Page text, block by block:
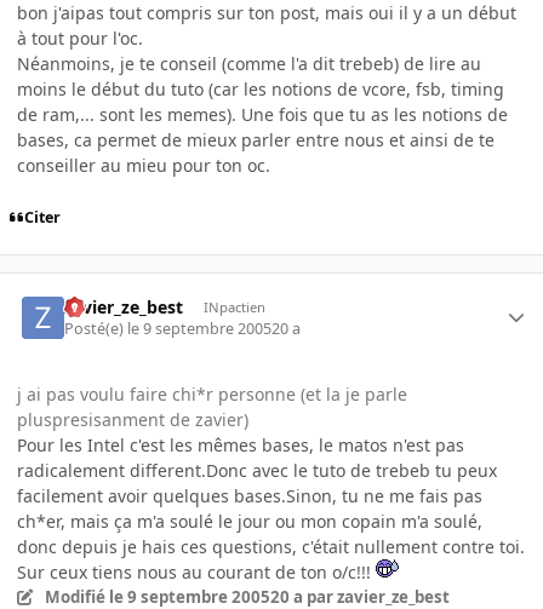
bon j'aipas tout compris sur ton post, mais oui il y a un début
à tout pour l'oc.
Néanmoins, je te conseil (comme l'a dit trebeb) de lire au
moins le début du tuto (car les notions de vcore, fsb, timing
de ram,... sont les memes). Une fois que tu as les notions de
bases, ca permet de mieux parler entre nous et ainsi de te
conseiller au mieu pour ton oc.
Citer
zavier_ze_best INpactien
Posté(e) le 9 septembre 200520 a
j ai pas voulu faire chi*r personne (et la je parle
pluspresisanment de zavier)
Pour les Intel c'est les mêmes bases, le matos n'est pas
radicalement different.Donc avec le tuto de trebeb tu peux
facilement avoir quelques bases.Sinon, tu ne me fais pas
ch*er, mais ça m'a soulé le jour ou mon copain m'a soulé,
donc depuis je hais ces questions, c'était nullement contre toi.
Sur ceux tiens nous au courant de ton o/c!!!
Modifié le 9 septembre 200520 a par zavier_ze_best